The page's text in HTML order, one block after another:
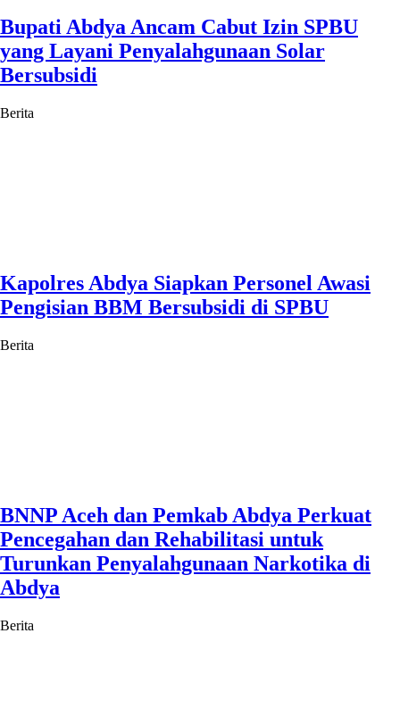
Bupati Abdya Ancam Cabut Izin SPBU
yang Layani Penyalahgunaan Solar
Bersubsidi
Berita
Kapolres Abdya Siapkan Personel Awasi
Pengisian BBM Bersubsidi di SPBU
Berita
BNNP Aceh dan Pemkab Abdya Perkuat
Pencegahan dan Rehabilitasi untuk
Turunkan Penyalahgunaan Narkotika di
Abdya
Berita